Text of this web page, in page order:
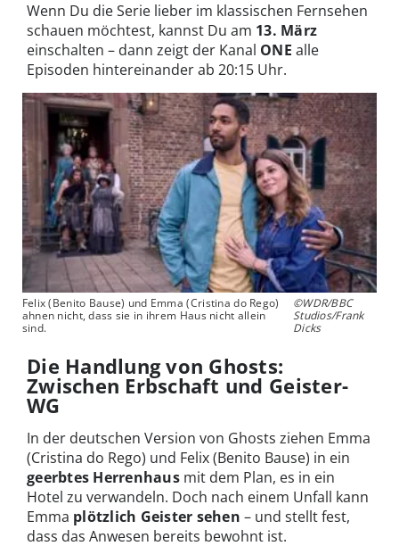
Wenn Du die Serie lieber im klassischen Fernsehen
schauen möchtest, kannst Du am 13. März
einschalten – dann zeigt der Kanal ONE alle
Episoden hintereinander ab 20:15 Uhr.
Felix (Benito Bause) und Emma (Cristina do Rego)
ahnen nicht, dass sie in ihrem Haus nicht allein
sind.
©WDR/BBC
Studios/Frank
Dicks
Die Handlung von Ghosts:
Zwischen Erbschaft und Geister-
WG
In der deutschen Version von Ghosts ziehen Emma
(Cristina do Rego) und Felix (Benito Bause) in ein
geerbtes Herrenhausmit dem Plan, es in ein
Hotel zu verwandeln. Doch nach einem Unfall kann
Emma plötzlich Geister sehen – und stellt fest,
dass das Anwesen bereits bewohnt ist.